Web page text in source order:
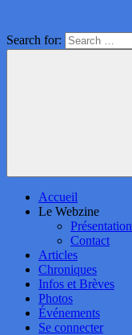
Search for:
Accueil
Le Webzine
Présentation
Contact
Articles
Chroniques
Infos et Brèves
Photos
Événements
Se connecter